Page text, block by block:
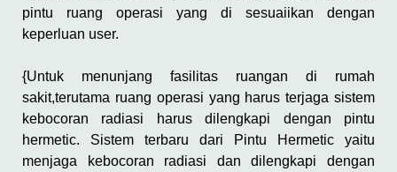
pintu ruang operasi yang di sesuaiikan dengan
keperluan user.
{Untuk menunjang fasilitas ruangan di rumah
sakit,terutama ruang operasi yang harus terjaga sistem
kebocoran radiasi harus dilengkapi dengan pintu
hermetic. Sistem terbaru dari Pintu Hermetic yaitu
menjaga kebocoran radiasi dan dilengkapi dengan